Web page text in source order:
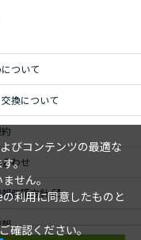
ついて
換について
わせ
保護方針
びコンテンツの最適な
。
せん。
利用に同意したものと
確認ください。